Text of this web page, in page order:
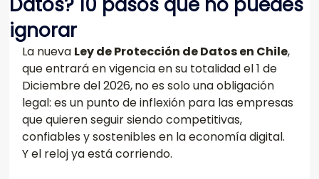
Datos? 10 pasos que no puedes
ignorar
La nueva Ley de Protección de Datos en Chile,
que entrará en vigencia en su totalidad el 1 de
Diciembre del 2026,no es solo una obligación
legal: es un punto de inflexión para las empresas
que quieren seguir siendo competitivas,
confiables y sostenibles en la economía digital.
Y el reloj ya está corriendo.